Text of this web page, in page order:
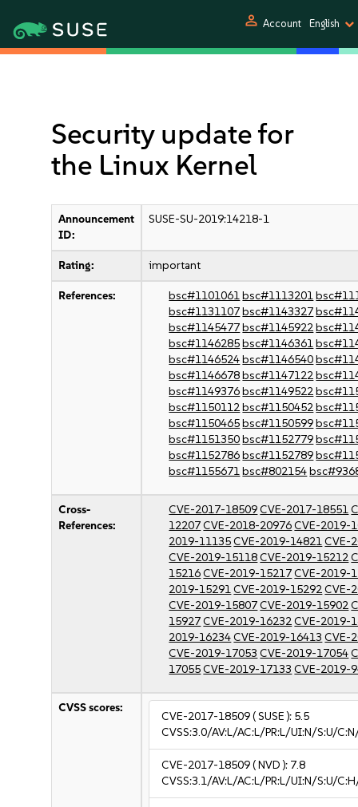
person Account English
Security update for
the Linux Kernel
Announcement
ID:
SUSE-SU-2019:14218-1
Rating: important
References: bsc#1101061bsc#1113201
bsc#1131107bsc#1143327
bsc#1145477bsc#1145922
bsc#1146285bsc#1146361
bsc#1146524bsc#1146540
bsc#1146678bsc#1147122
bsc#1149376bsc#1149522
bsc#1150112bsc#1150452
bsc#1150465bsc#1150599
bsc#1151350bsc#1152779
bsc#1152786bsc#1152789
bsc#1155671bsc#802154
Cross-
References:
CVE-2017-18509CVE-2017-18551
12207CVE-2018-20976CVE-2019-
2019-11135CVE-2019-14821CVE-
CVE-2019-15118CVE-2019-15212
15216CVE-2019-15217CVE-2019-
2019-15291CVE-2019-15292CVE-
CVE-2019-15807CVE-2019-15902
15927CVE-2019-16232CVE-2019-
2019-16234CVE-2019-16413 CVE-
CVE-2019-17053 CVE-2019-17054
17055CVE-2019-17133 CVE-2019-
CVSS scores:
CVE-2017-18509( SUSE ): 5.5
CVSS:3.0/AV:L/AC:L/PR:L/UI:N/S:U/
CVE-2017-18509( NVD ): 7.8
CVSS:3.1/AV:L/AC:L/PR:L/UI:N/S:U/